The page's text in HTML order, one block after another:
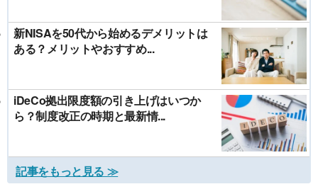
新NISAを50代から始めるデメリットは
ある？メリットやおすすめ...
iDeCo拠出限度額の引き上げはいつか
ら？制度改正の時期と最新情...
記事をもっと見る ≫